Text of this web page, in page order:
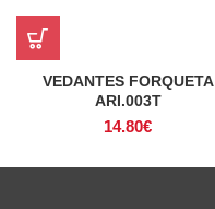
VEDANTES FORQUETA
ARI.003T
14.80€